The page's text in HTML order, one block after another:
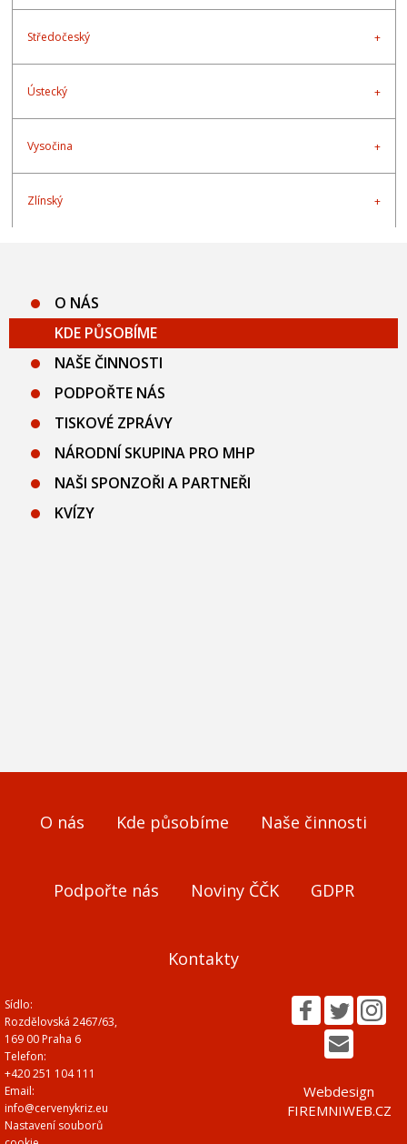
Středočeský
Ústecký
Vysočina
Zlínský
O NÁS
KDE PŮSOBÍME
NAŠE ČINNOSTI
PODPOŘTE NÁS
TISKOVÉ ZPRÁVY
NÁRODNÍ SKUPINA PRO MHP
NAŠI SPONZOŘI A PARTNEŘI
KVÍZY
O nás Kde působíme Naše činnosti
Podpořte nás Noviny ČČK GDPR
Kontakty
Sídlo:
Rozdělovská 2467/63,
169 00 Praha 6
Telefon:
+420 251 104 111
Email:
info@cervenykriz.eu
Nastavení souborů
Webdesign
FIREMNIWEB.CZ